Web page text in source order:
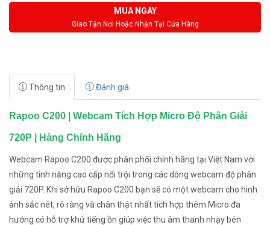
MUA NGAY
Giao Tận Nơi Hoặc Nhận Tại Cửa Hàng
Thông tin Đánh giá
Rapoo C200 | Webcam Tích Hợp Micro Độ Phân Giải
720P | Hàng Chính Hãng
Webcam Rapoo C200 được phân phối chính hãng tại Việt Nam với
những tính năng cao cấp nổi trội trong các dòng webcam độ phân
giải 720P. Khi sở hữu Rapoo C200 bạn sẽ có một webcam cho hình
ảnh sắc nét, rõ ràng và chân thật nhất tích hợp thêm Micro đa
hướng có hỗ trợ khử tiếng ồn giúp việc thu âm thanh nhạy bén